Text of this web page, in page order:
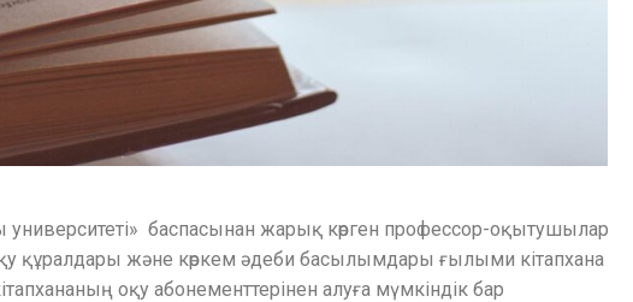
» баспасынан жарық көрген профессор-оқытушылар
және көркем әдеби басылымдары ғылыми кітапхана
оқу абонементтерінен алуға мүмкіндік бар